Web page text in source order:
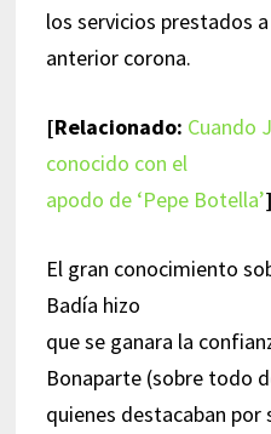
los servicios prestados
anterior corona.
[Relacionado: Cuando
conocido con el
apodo de ‘Pepe Botella’]
El gran conocimiento
Badía hizo
que se ganara la
Bonaparte (sobre todo
quienes destacaban